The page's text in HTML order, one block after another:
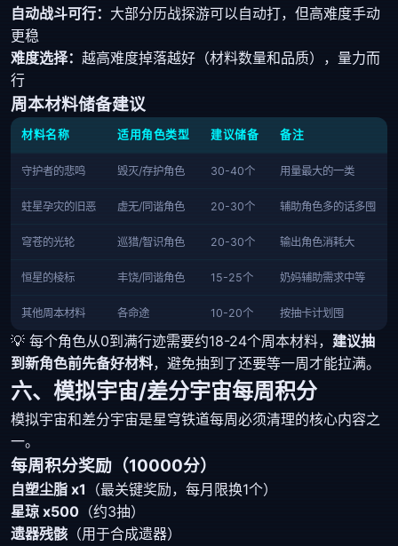
自动战斗可行： 大部分历战探游可以自动打，但高难度手动
更稳
难度选择： 越高难度掉落越好（材料数量和品质），量力而
行
周本材料储备建议
材料名称 适用角色类型 建议储备 备注
守护者的悲鸣 毁灭/存护角色 30-40个 用量最大的一类
蛀星孕灾的旧恶 虚无/同谐角色 20-30个 辅助角色多的话多囤
穹苍的光轮 巡猎/智识角色 20-30个 输出角色消耗大
恒星的棱标 丰饶/同谐角色 15-25个 奶妈辅助需求中等
其他周本材料 各命途 10-20个 按抽卡计划囤
💡 每个角色从0到满行迹需要约18-24个周本材料， 建议抽
到新角色前先备好材料，避免抽到了还要等一周才能拉满。
六、模拟宇宙/差分宇宙每周积分
模拟宇宙和差分宇宙是星穹铁道每周必须清理的核心内容之
一。
每周积分奖励（10000分）
自塑尘脂 x1 （最关键奖励，每月限换1个）
星琼 x500 （约3抽）
遗器残骸 （用于合成遗器）